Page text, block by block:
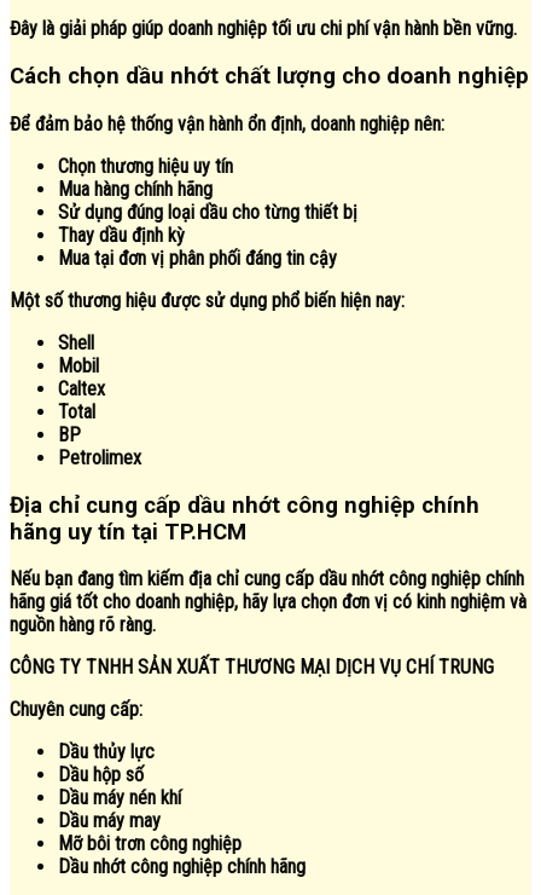
Đây là giải pháp giúp doanh nghiệp tối ưu chi phí vận hành bền vững.
Cách chọn dầu nhớt chất lượng cho doanh nghiệp
Để đảm bảo hệ thống vận hành ổn định, doanh nghiệp nên:
Chọn thương hiệu uy tín
Mua hàng chính hãng
Sử dụng đúng loại dầu cho từng thiết bị
Thay dầu định kỳ
Mua tại đơn vị phân phối đáng tin cậy
Một số thương hiệu được sử dụng phổ biến hiện nay:
Shell
Mobil
Caltex
Total
BP
Petrolimex
Địa chỉ cung cấp dầu nhớt công nghiệp chính
hãng uy tín tại TP.HCM
Nếu bạn đang tìm kiếm địa chỉ cung cấp dầu nhớt công nghiệp chính
hãng giá tốt cho doanh nghiệp, hãy lựa chọn đơn vị có kinh nghiệm và
nguồn hàng rõ ràng.
CÔNG TY TNHH SẢN XUẤT THƯƠNG MẠI DỊCH VỤ CHÍ TRUNG
Chuyên cung cấp:
Dầu thủy lực
Dầu hộp số
Dầu máy nén khí
Dầu máy may
Mỡ bôi trơn công nghiệp
Dầu nhớt công nghiệp chính hãng